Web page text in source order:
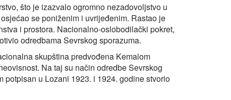
što je izazvalo ogromno nezadovoljstvo u
se poniženim i uvrijeđenim. Rastao je
i prostora. Nacionalno-oslobodilački pokret,
odredbama Sevrskog sporazuma.
skupština predvođena Kemalom
Na taj su način odredbe Sevrskog
u Lozani 1923. i 1924. godine stvorio